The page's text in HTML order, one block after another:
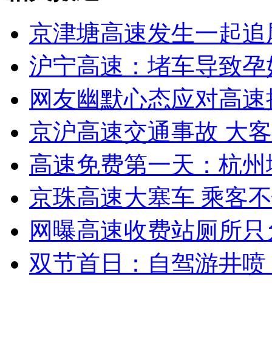
外交部：反对强权政治霸凌主义
外交部：有关国家言论片面不公正
安徽一实载49人客车翻车
走！跟着总书记去植树
消防员救轻生者 花炮节热闹非凡 减压"枕头大战"
京津塘高速发生一起
沪宁高速：堵车导致
网友幽默心态应对高
京沪高速交通事故 大
高速免费第一天：杭
京珠高速大塞车 乘客
网曝高速收费站厕所
双节首日：自驾游井